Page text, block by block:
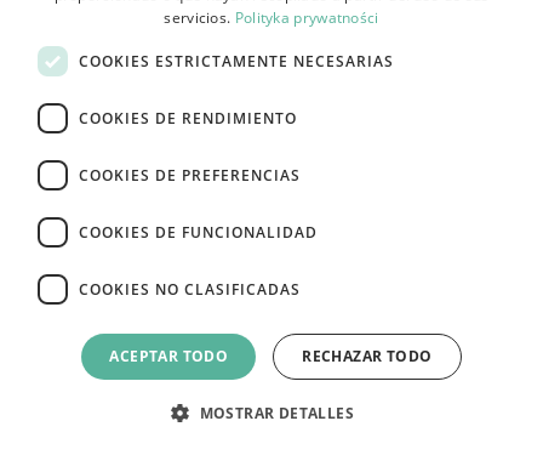
€
HUNGARIAN
ENGLISH
servicios. Polityka prywatności
COOKIES ESTRICTAMENTE NECESARIAS
COOKIES DE RENDIMIENTO
COOKIES DE PREFERENCIAS
COOKIES DE FUNCIONALIDAD
COOKIES NO CLASIFICADAS
ACEPTAR TODO RECHAZAR TODO
MOSTRAR DETALLES